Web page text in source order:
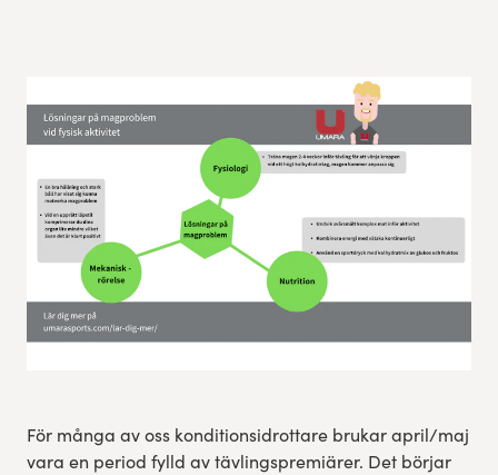
För många av oss konditionsidrottare brukar april/maj
vara en period fylld av tävlingspremiärer. Det börjar
Göteborgsvarvet familjeområde
Res, bo, upplev
Hållbarhet
Göteborgsvarvets historia